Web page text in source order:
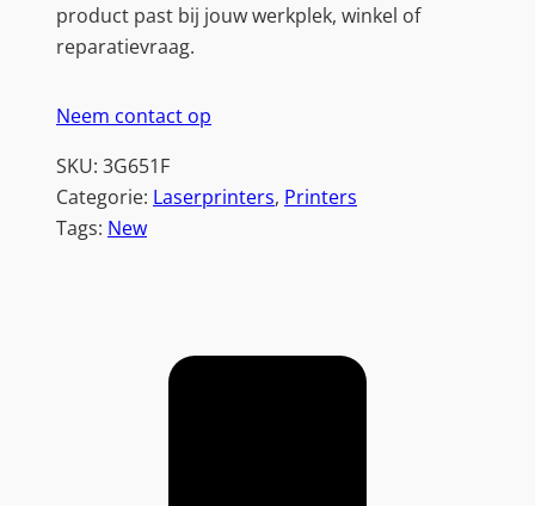
product past bij jouw werkplek, winkel of
reparatievraag.
Neem contact op
SKU: 3G651F
Categorie: Laserprinters, Printers
Tags: New